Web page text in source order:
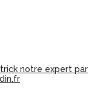
notre expert par